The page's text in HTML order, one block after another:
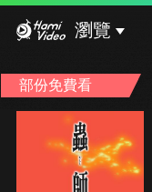
瀏覽
部份免費看